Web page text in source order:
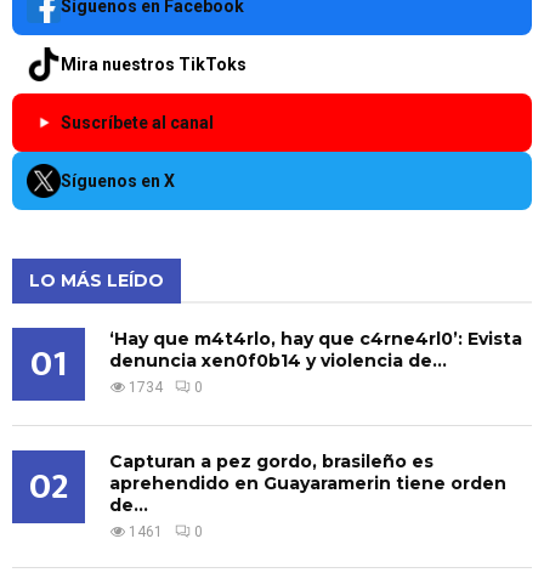
Síguenos en Facebook
Mira nuestros TikToks
Suscríbete al canal
Síguenos en X
LO MÁS LEÍDO
01
‘Hay que m4t4rlo, hay que c4rne4rl0’: Evista
denuncia xen0f0b14 y violencia de...
1734 0
02
Capturan a pez gordo, brasileño es
aprehendido en Guayaramerin tiene orden
de...
1461 0